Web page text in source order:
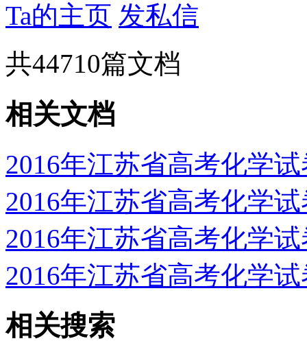
Ta的主页 发私信
共44710篇文档
相关文档
2016年江苏省高考化学
2016年江苏省高考化学
2016年江苏省高考化学
2016年江苏省高考化学
相关搜索